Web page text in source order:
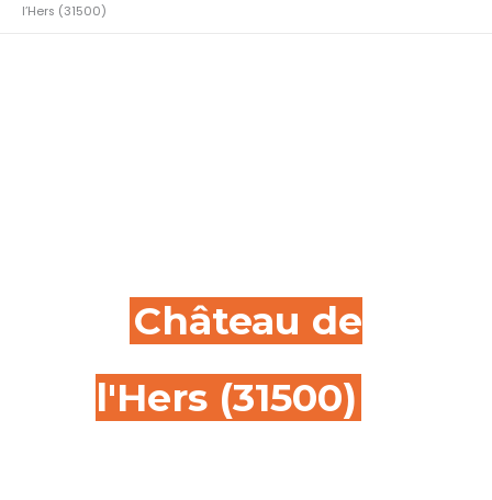
l’Hers (31500)
Château de
l'Hers (31500)